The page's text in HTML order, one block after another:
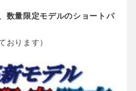
数量限定モデルのショートパ
おります）